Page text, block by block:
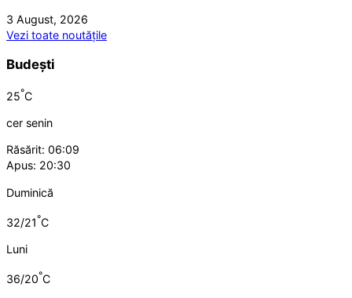
3 August, 2026
Vezi toate noutățile
Budești
25°C
cer senin
Răsărit: 06:09
Apus: 20:30
Duminică
32/21°C
Luni
36/20°C